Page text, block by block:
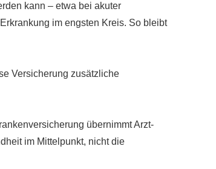
kann – etwa bei akuter
im engsten Kreis. So bleibt
Versicherung zusätzliche
übernimmt Arzt-
im Mittelpunkt, nicht die